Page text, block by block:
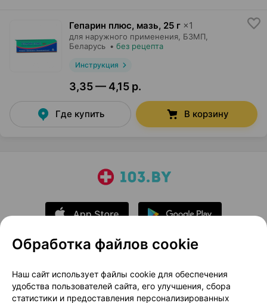
Гепарин плюс, мазь, 25 г ×1
для наружного применения, БЗМП,
Беларусь • без рецепта
Инструкция
3,35 — 4,15 р.
Где купить В корзину
О проекте
Новости проекта
Размещение рекламы
Медицинский маркетинг
Обработка файлов cookie
Наш сайт использует файлы cookie для обеспечения
удобства пользователей сайта, его улучшения, сбора
статистики и предоставления персонализированных